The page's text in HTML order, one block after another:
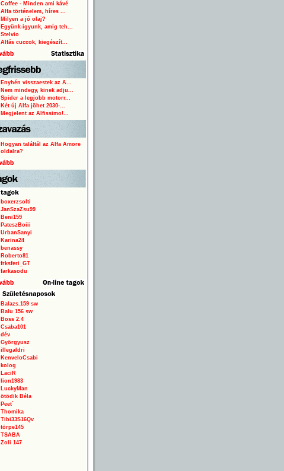
Coffee - Minden ami kávé
Alfa történelem, híres ...
Milyen a jó olaj?
Együnk-igyunk, amíg teh...
Stelvio
Alfás cuccok, kiegészít...
Enyhén visszaestek az A...
Nem mindegy, kinek adju...
Spider a legjobb motorr...
Két új Alfa jöhet 2030-...
Megjelent az Alfissimo!...
Hogyan találtál az Alfa Amore
oldalra?
boxerzsolti
JanSzaZsu99
Beni159
PateszBoiii
UrbanSanyi
Karina24
benassy
Roberto81
frksferi_GT
farkasodu
Balazs.159 sw
Balu 156 sw
Boss 2.4
Csaba101
dév
Györgyusz
illegaldri
KenveloCsabi
kolog
LaciR
lion1983
LuckyMan
ötödik Béla
Peet`
Thomika
Tibi33S16Qv
törpe145
TSABA
Zoli 147